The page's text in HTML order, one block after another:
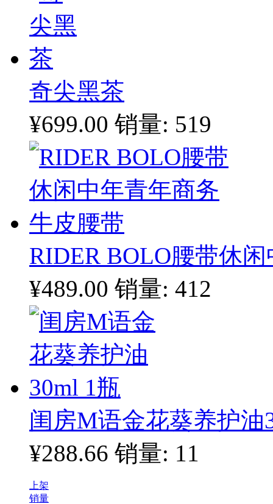
奇尖黑茶
¥699.00 销量: 519
RIDER BOLO腰带休
¥489.00 销量: 412
闺房M语金花葵养护油
¥288.66 销量: 11
上架
销量